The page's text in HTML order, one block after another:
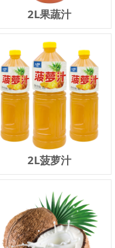
2L果蔬汁
2L菠萝汁